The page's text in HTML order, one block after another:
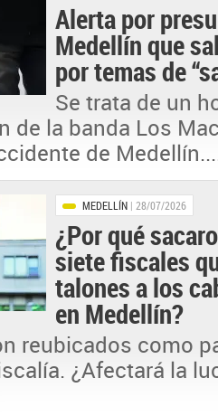
Alerta por
Medellín que
por temas de
Se trata de un
de la banda Los
de
MEDELLÍN | 28/07/2026
¿Por qué
siete fiscales
talones a los
en Medellín?
reubicados como
¿Afectará la